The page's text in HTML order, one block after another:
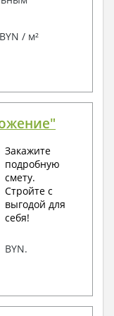
BYN / м²
Закажите
подробную
смету.
Стройте с
выгодой для
себя!
BYN.